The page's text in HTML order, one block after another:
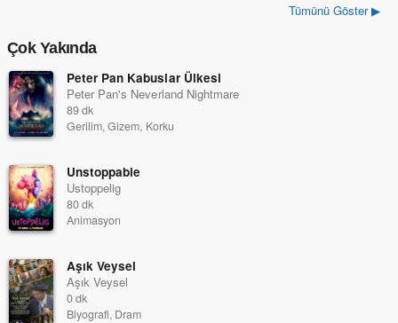
Tümünü Göster ▶
Çok Yakında
Peter Pan Kabuslar Ülkesi
Peter Pan's Neverland Nightmare
89 dk
Gerilim, Gizem, Korku
Unstoppable
Ustoppelig
80 dk
Animasyon
Aşık Veysel
Aşık Veysel
0 dk
Biyografi, Dram